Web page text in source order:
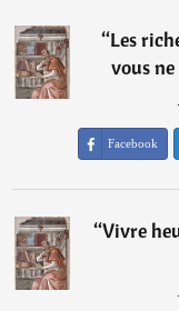
“Les
vous
Facebook
“Vivre